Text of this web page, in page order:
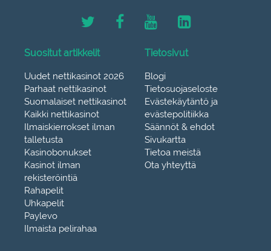
Suositut artikkelit
Uudet nettikasinot 2026
Parhaat nettikasinot
Suomalaiset nettikasinot
Kaikki nettikasinot
Ilmaiskierrokset ilman
talletusta
Kasinobonukset
Kasinot ilman
rekisteröintiä
Rahapelit
Uhkapelit
Paylevo
Ilmaista pelirahaa
Tietosivut
Blogi
Tietosuojaseloste
Evästekäytäntö ja
evästepolitiikka
Säännöt & ehdot
Sivukartta
Tietoa meistä
Ota yhteyttä